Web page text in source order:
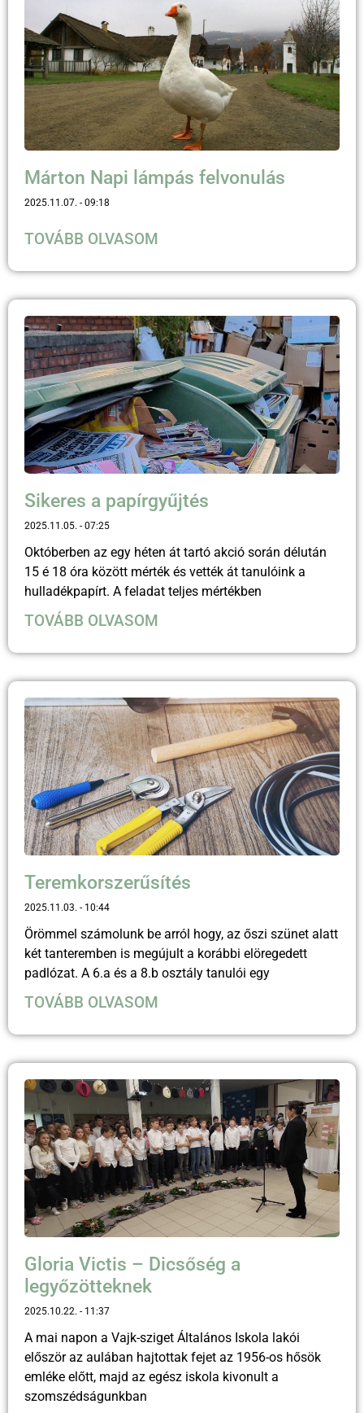
Márton Napi lámpás felvonulás
2025.11.07. 09:18
TOVÁBB OLVASOM
Sikeres a papírgyűjtés
2025.11.05. 07:25
Októberben az egy héten át tartó akció során délután
15 é 18 óra között mérték és vették át tanulóink a
hulladékpapírt. A feladat teljes mértékben
TOVÁBB OLVASOM
Teremkorszerűsítés
2025.11.03. 10:44
Örömmel számolunk be arról hogy, az őszi szünet alatt
két tanteremben is megújult a korábbi elöregedett
padlózat. A 6.a és a 8.b osztály tanulói egy
TOVÁBB OLVASOM
Gloria Victis – Dicsőség a
legyőzötteknek
2025.10.22. 11:37
A mai napon a Vajk-sziget Általános Iskola lakói
először az aulában hajtottak fejet az 1956-os hősök
emléke előtt, majd az egész iskola kivonult a
szomszédságunkban